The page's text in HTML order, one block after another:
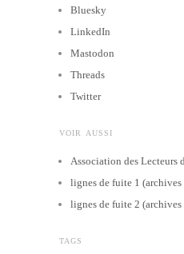
Bluesky
LinkedIn
Mastodon
Threads
Twitter
VOIR AUSSI
Association des Lecteurs
lignes de fuite 1
lignes de fuite 2
TAGS